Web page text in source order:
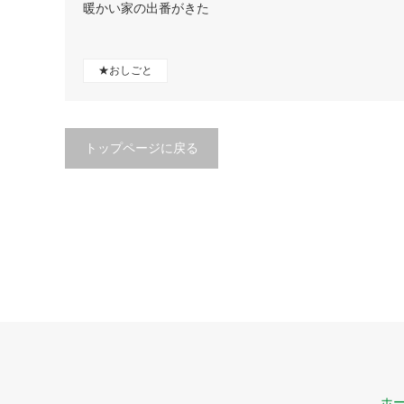
暖かい家の出番がきた
★おしごと
トップページに戻る